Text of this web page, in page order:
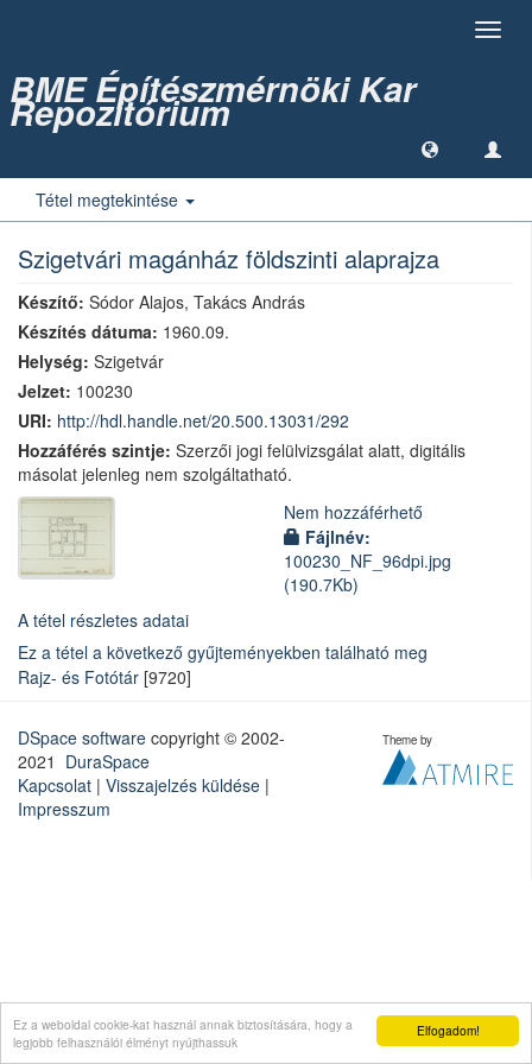
Elfogadom!
Ez a weboldal cookie-kat használ annak biztosítására, hogy a
legjobb felhasználói élményt nyújthassuk
BME Építészmérnöki Kar
Repozitórium
Tétel megtekintése
Szigetvári magánház földszinti alaprajza
Készítő: Sódor Alajos, Takács András
Készítés dátuma: 1960.09.
Helység: Szigetvár
Jelzet: 100230
URI: http://hdl.handle.net/20.500.13031/292
Hozzáférés szintje: Szerzői jogi felülvizsgálat alatt, digitális
másolat jelenleg nem szolgáltatható.
Nem hozzáférhető
Fájlnév:
100230_NF_96dpi.jpg
(190.7Kb)
A tétel részletes adatai
Ez a tétel a következő gyűjteményekben található meg
Rajz- és Fotótár [9720]
DSpace software copyright © 2002-
2021 DuraSpace
Kapcsolat | Visszajelzés küldése |
Impresszum
Theme by